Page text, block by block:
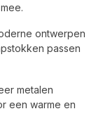
ontwerpen
passen
metalen
een warme en